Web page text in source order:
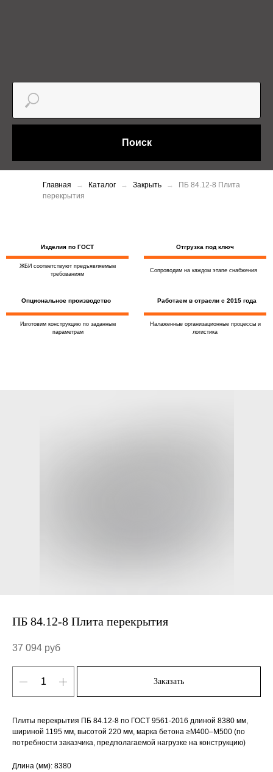
Поиск
Главная Каталог Закрыть
ПБ 84.12-8 Плита
перекрытия
Изделия по ГОСТ
ЖБИ соответствуют предъявляемым
требованиям
Изготовим конструкцию по заданным
параметрам
Опциональное производство
Отгрузка под ключ
Сопроводим на каждом этапе снабжения
Налаженные организационные процессы и
логистика
Работаем в отрасли с 2015 года
ПБ 84.12-8 Плита перекрытия
37 094 руб
Заказать
Плиты перекрытия ПБ 84.12-8 по ГОСТ 9561-2016 длиной 8380 мм,
шириной 1195 мм, высотой 220 мм, марка бетона ≥М400–М500 (по
потребности заказчика, предполагаемой нагрузке на конструкцию)
Длина (мм): 8380